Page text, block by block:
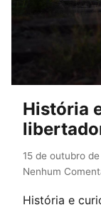
História
15 de outubro
Nenhum
História e